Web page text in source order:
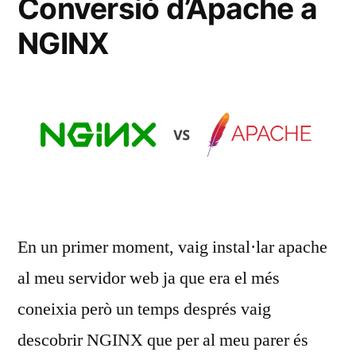
Conversió d’Apache a
NGINX
En un primer moment, vaig instal·lar apache
al meu servidor web ja que era el més
coneixia però un temps després vaig
descobrir NGINX que per al meu parer és